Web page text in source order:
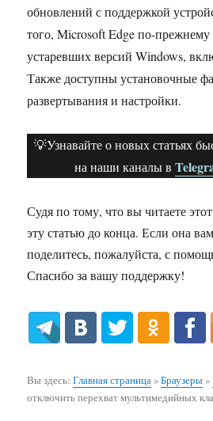
обновлений с поддержкой
того, Microsoft Edge по-
устаревших версий Windows,
Также доступны установочные
развертывания и настройки.
💡Узнавайте о новых статьях
на наши каналы в
Судя по тому, что вы читаете
эту статью до конца. Если она
поделитесь, пожалуйста, с
Спасибо за вашу поддержку!
Вы здесь:Главная страница»Браузеры»
отключить перехват мультимедийных